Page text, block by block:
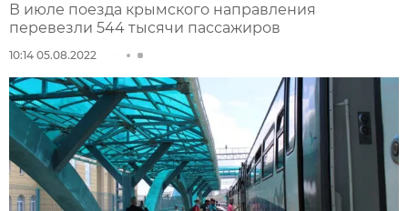
В июле поезда крымского направления
перевезли 544 тысячи пассажиров
10:14 05.08.2022